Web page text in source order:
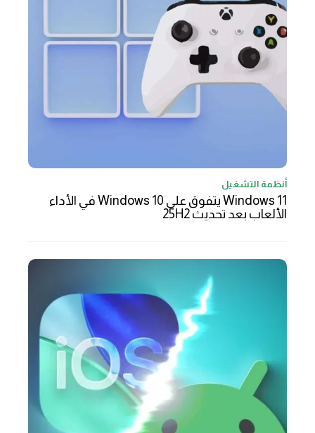
أنظمة التشغيل
Windows 11 يتفوق على Windows 10 في الأداء
الألعاب بعد تحديث 25H2